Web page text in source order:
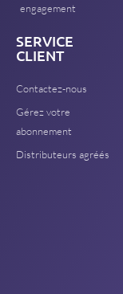
engagement
SERVICE
CLIENT
Contactez-nous
Gérez votre
abonnement
Distributeurs agréés